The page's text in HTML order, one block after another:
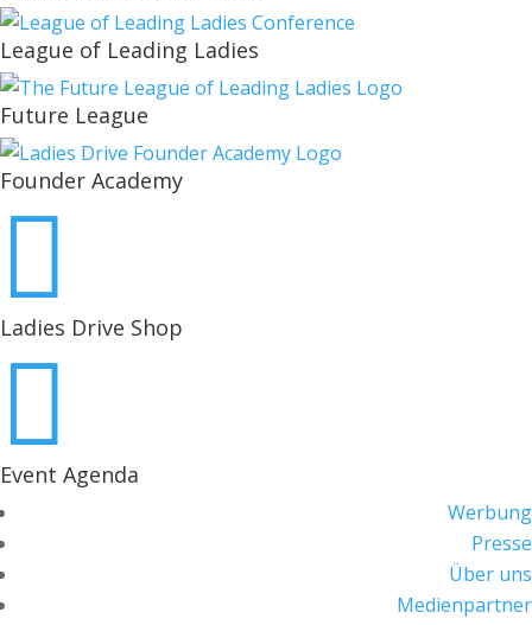
League of Leading Ladies
Future League
Founder Academy

Ladies Drive Shop

Event Agenda
Werbung
Presse
Über uns
Medienpartner